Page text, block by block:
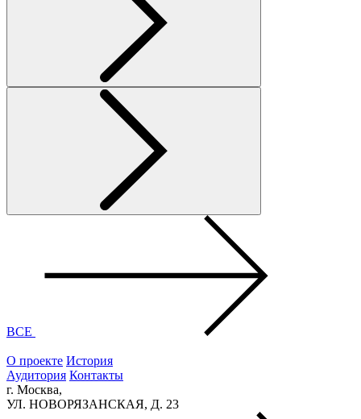
ВСЕ
О проекте История
Аудитория Контакты
г. Москва,
УЛ. НОВОРЯЗАНСКАЯ, Д. 23